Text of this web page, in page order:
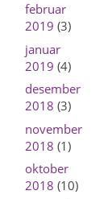
februar
2019 (3)
januar
2019 (4)
desember
2018 (3)
november
2018 (1)
oktober
2018 (10)